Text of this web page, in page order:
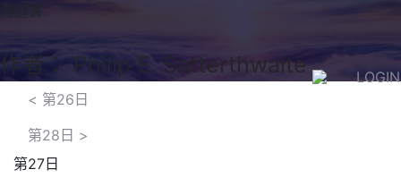
LOGIN
作者： Philip E. Satterthwaite
< 第26日
第28日 >
第27日